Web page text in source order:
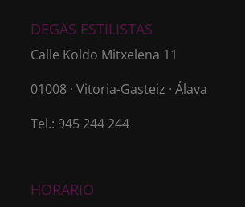
DEGAS ESTILISTAS
Calle Koldo Mitxelena 11
01008 · Vitoria-Gasteiz · Álava
Tel.: 945 244 244
HORARIO